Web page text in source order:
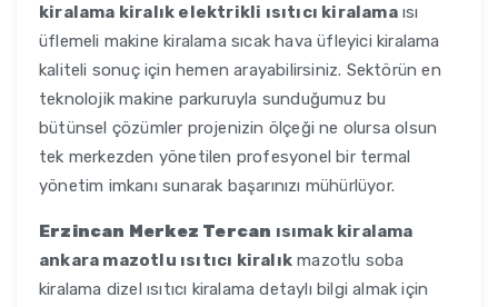
kiralama kiralık elektrikli ısıtıcı kiralamaısı
üflemeli makine kiralama sıcak hava üfleyici kiralama
kaliteli sonuç için hemen arayabilirsiniz. Sektörün en
teknolojik makine parkuruyla sunduğumuz bu
bütünsel çözümler projenizin ölçeği ne olursa olsun
tek merkezden yönetilen profesyonel bir termal
yönetim imkanı sunarak başarınızı mühürlüyor.
Erzincan Merkez Tercan ısımak kiralama
ankara mazotlu ısıtıcı kiralık mazotlu soba
kiralama dizel ısıtıcı kiralama detaylı bilgi almak için